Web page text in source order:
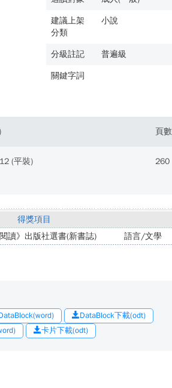
建議上架
分類
小說
分級註記 普遍級
關鍵字詞
頁數
(平裝) 260
得獎項目
讀》出版社選書(新書誌) 語言/文學
DataBlock下載(odt)
卡片下載(odt)